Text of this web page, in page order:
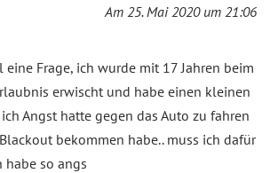
Am 25. Mai 2020 um 21:06
Frage, ich wurde mit 17 Jahren beim
erwischt und habe einen kleinen
Angst hatte gegen das Auto zu fahren
bekommen habe.. muss ich dafür
habe so angs